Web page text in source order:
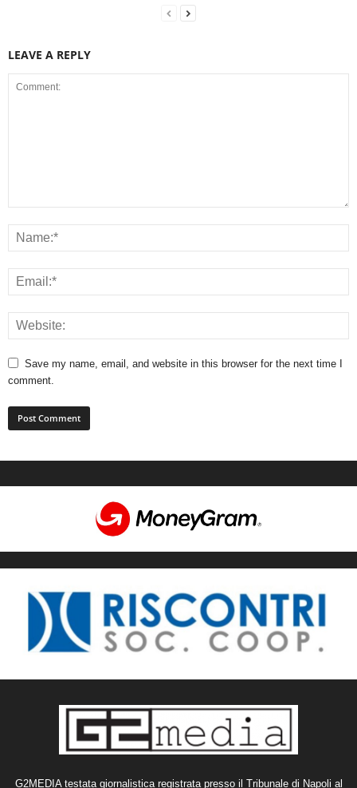
LEAVE A REPLY
Save my name, email, and website in this browser for the next time I
comment.
G2MEDIA testata giornalistica registrata presso il Tribunale di Napoli al